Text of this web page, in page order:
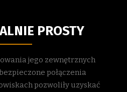
PROSTY
jego zewnętrznych
połączenia
pozwoliły uzyskać